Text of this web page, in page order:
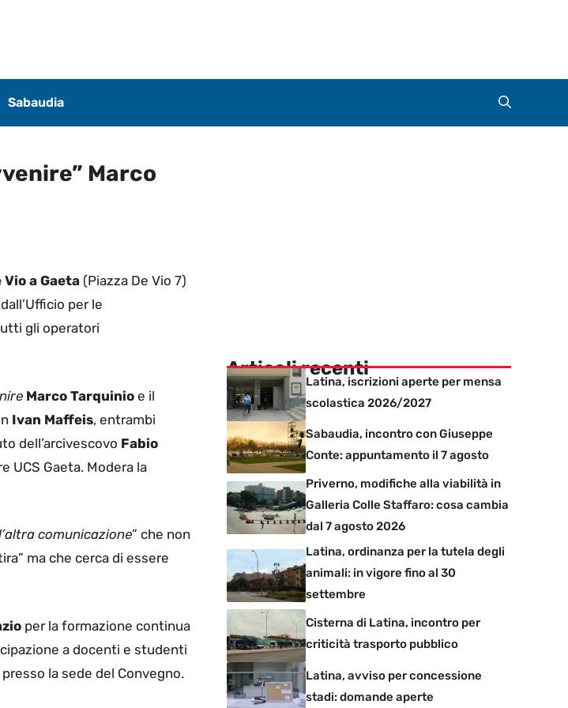
Sabaudia
Marco
Vio a Gaeta (Piazza De Vio 7)
per le
gli operatori
Marco Tarquinio e il
Ivan Maffeis, entrambi
dell’arcivescovo Fabio
UCS Gaeta. Modera la
comunicazione” che non
ma che cerca di essere
per la formazione continua
a docenti e studenti
la sede del Convegno.
Articoli recenti
Latina, iscrizioni aperte per mensa
scolastica 2026/2027
Sabaudia, incontro con Giuseppe
Conte: appuntamento il 7 agosto
Priverno, modifiche alla viabilità in
Galleria Colle Staffaro: cosa cambia
dal 7 agosto 2026
Latina, ordinanza per la tutela degli
animali: in vigore fino al 30
settembre
Cisterna di Latina, incontro per
criticità trasporto pubblico
Latina, avviso per concessione
stadi: domande aperte